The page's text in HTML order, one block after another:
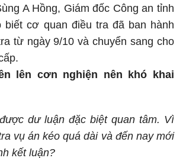
A Hồng, Giám đốc Công an tỉnh
biết cơ quan điều tra đã ban hành
từ ngày 9/10 và chuyển sang cho
lên cơn nghiện nên khó khai
dư luận đặc biệt quan tâm. Vì
vụ án kéo quá dài và đến nay mới
kết luận?